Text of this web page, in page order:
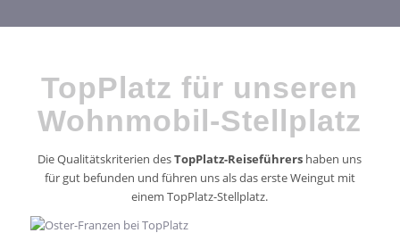
TopPlatz für unseren
Wohnmobil-Stellplatz
Die Qualitätskriterien desTopPlatz-Reiseführers haben uns
für gut befunden und führen uns als das erste Weingut mit
einem TopPlatz-Stellplatz.